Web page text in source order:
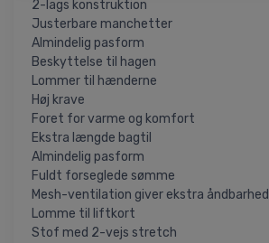
2-lags konstruktion
Justerbare manchetter
Almindelig pasform
Beskyttelse til hagen
Lommer til hænderne
Høj krave
Foret for varme og komfort
Ekstra længde bagtil
Almindelig pasform
Fuldt forseglede sømme
Mesh-ventilation giver ekstra åndbarhed
Lomme til liftkort
Stof med 2-vejs stretch